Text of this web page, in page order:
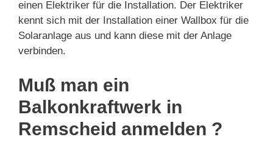
einen Elektriker für die Installation. Der Elektriker
kennt sich mit der Installation einer Wallbox für die
Solaranlage aus und kann diese mit der Anlage
verbinden.
Muß man ein
Balkonkraftwerk in
Remscheid anmelden ?